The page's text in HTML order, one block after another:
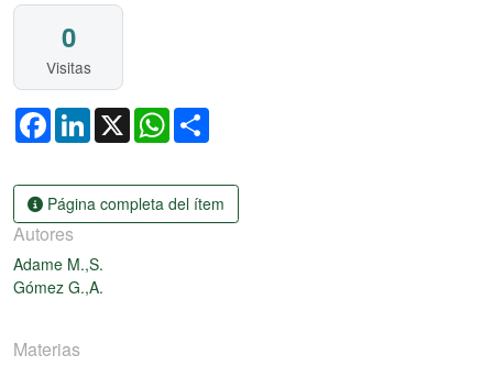
0
Visitas
FacebookLinkedIn
X WhatsApp
Página completa del ítem
Autores
Adame M.,S.
Gómez G.,A.
Materias